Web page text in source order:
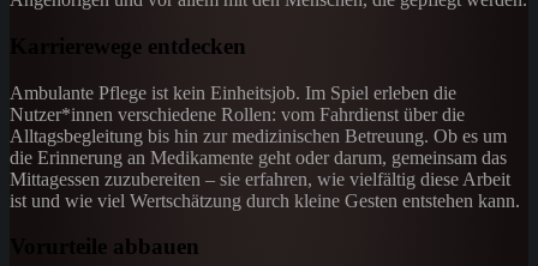
Karrierewege entdecken
Ambulante Pflege ist kein Einheitsjob. Im Spiel erleben die
Nutzer*innen verschiedene Rollen: vom Fahrdienst über die
Alltagsbegleitung bis hin zur medizinischen Betreuung. Ob es um
die Erinnerung an Medikamente geht oder darum, gemeinsam das
Mittagessen zuzubereiten – sie erfahren, wie vielfältig diese Arbeit
ist und wie viel Wertschätzung durch kleine Gesten entstehen kann.
Vorurteile abbauen